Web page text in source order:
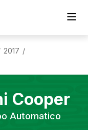
2017 /
Cooper
Automatico